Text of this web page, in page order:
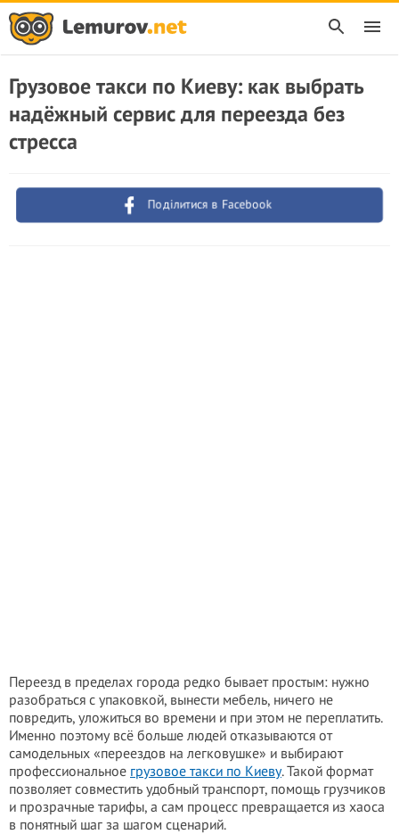
Грузовое такси по Киеву: как выбрать
надёжный сервис для переезда без
стресса
Поділитися в Facebook
Переезд в пределах города редко бывает простым: нужно
разобраться с упаковкой, вынести мебель, ничего не
повредить, уложиться во времени и при этом не переплатить.
Именно поэтому всё больше людей отказываются от
самодельных «переездов на легковушке» и выбирают
профессиональное грузовое такси по Киеву. Такой формат
позволяет совместить удобный транспорт, помощь грузчиков
и прозрачные тарифы, а сам процесс превращается из хаоса
в понятный шаг за шагом сценарий.